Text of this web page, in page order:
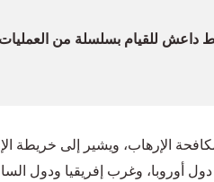
للقيام بسلسلة من العمليات
الإرهاب، ويشير إلى خريطة
أوروبا، وغرب إفريقيا ودول